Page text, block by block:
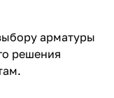
арматуры
решения